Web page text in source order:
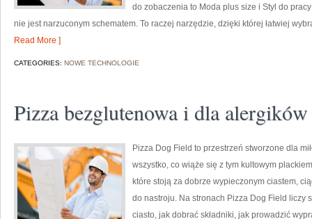
do zobaczenia to Moda plus size i Styl do
nie jest narzuconym schematem. To raczej narzędzie, dzięki której łatwiej
Read More ]
CATEGORIES: NOWE TECHNOLOGIE
Pizza bezglutenowa i dla alergików
Pizza Dog Field to przestrzeń stworzone dla
wszystko, co wiąże się z tym kultowym
które stoją za dobrze wypieczonym ciastem,
do nastroju. Na stronach Pizza Dog Field liczy
ciasto, jak dobrać składniki, jak prowadzić